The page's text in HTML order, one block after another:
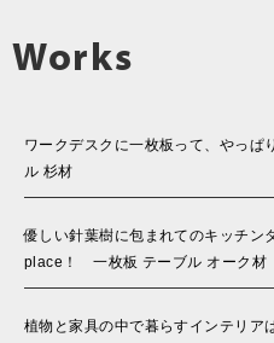
Works
ワークデスクに一枚板って、やっ
ル 杉材
優しい針葉樹に包まれてのキッチ
place！ 一枚板 テーブル オーク材
植物と家具の中で暮らすインテリア